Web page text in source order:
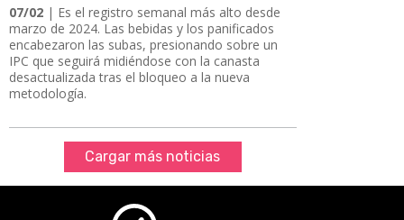
07/02 | Es el registro semanal más alto desde
marzo de 2024. Las bebidas y los panificados
encabezaron las subas, presionando sobre un
IPC que seguirá midiéndose con la canasta
desactualizada tras el bloqueo a la nueva
metodología.
Cargar más noticias